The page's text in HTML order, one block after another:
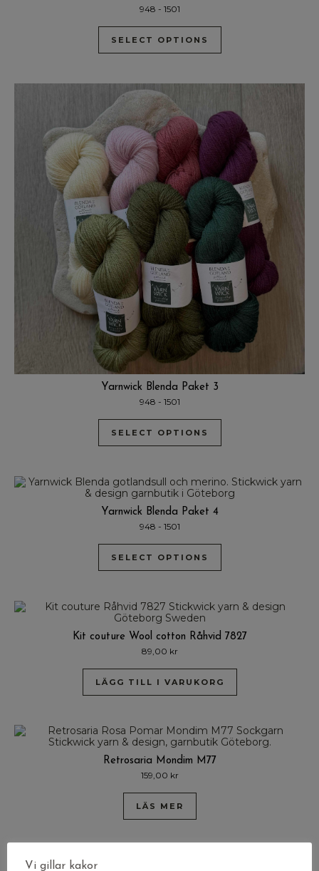
948 - 1501
SELECT OPTIONS
Yarnwick Blenda Paket 3
948 - 1501
SELECT OPTIONS
Yarnwick Blenda Paket 4
948 - 1501
SELECT OPTIONS
Kit couture Wool cotton Råhvid 7827
89,00 kr
LÄGG TILL I VARUKORG
Retrosaria Mondim M77
159,00 kr
LÄS MER
Vi gillar kakor